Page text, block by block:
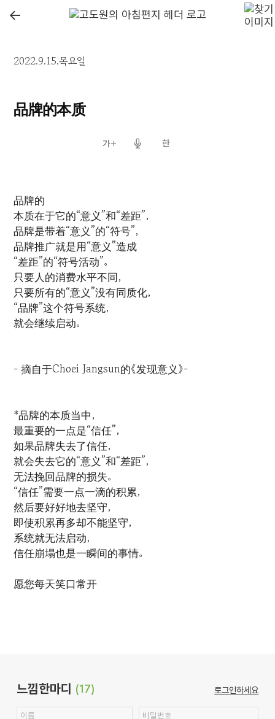
←
2022.9.15.목요일
品牌的本质
品牌的
本质在于它的“意义”和“差距”，
品牌是带着“意义”的“符号”，
品牌推广就是用“意义”造成
“差距”的“符号活动”。
只要人的消费水平不同，
只要所有的“意义”没有同质化，
“品牌”这个符号系统，
就会继续启动。
- 摘自于Choei Jangsun的《发现意义》-
*品牌的本质当中，
最重要的一点是“信任”，
如果品牌失去了信任，
就会失去它的“意义”和“差距”，
无法挽回品牌的损失。
“信任”需要一点一滴的积累，
然后要好好地去坚守，
即使积累再多却不能坚守，
系统就无法启动，
信任崩塌也是一瞬间的事情。
愿您每天笑口常开
느낌한마디 (17) 로그인하세요